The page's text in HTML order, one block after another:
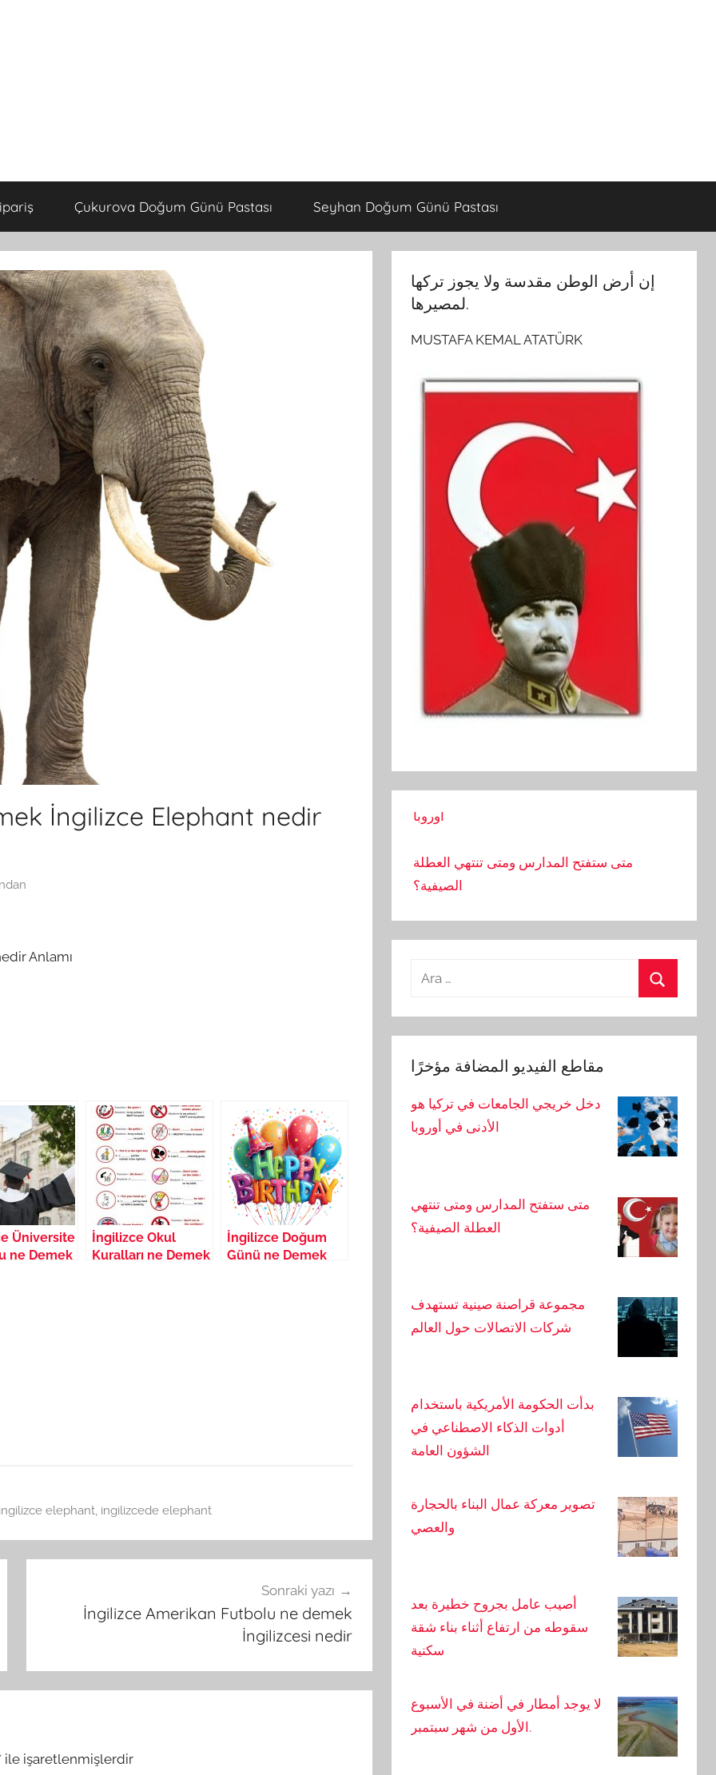
Çukurova Doğum Günü Pastası Seyhan Doğum Günü Pastası
İngilizce Elephant nedir
Anlamı
Üniversite
ne Demek
İngilizce Okul
Kuralları ne Demek
İngilizce Doğum
Günü ne Demek
ingilizce elephant, ingilizcede elephant
Sonraki yazı
İngilizce Amerikan Futbolu ne demek
İngilizcesi nedir
ile işaretlenmişlerdir
إن أرض الوطن مقدسة ولا يجوز تركها
لمصيرها.
MUSTAFA KEMAL ATATÜRK
دخل خريجي الجامعات في تركيا هو الأدنى في
الصيفية؟
الاتصالات حول العالم
بدأت الحكومة الأمريكية باستخدام أدوات الذكاء
أصيب عامل بجروح خطيرة بعد سقوطه من
ارتفاع أثناء بناء شقة سكنية
تم الإعلان عن أكثر الأحياء ازدحامًا في أضنة.
رحلات خطيرة تم تصويرها بالكاميرا في أضنة:
شخص ربط نفسه بحبل
في مكان العمل
Arama:
مقاطع الفيديو المضافة مؤخرًا
دخل خريجي الجامعات في تركيا هو
الأدنى في أوروبا
متى ستفتح المدارس ومتى تنتهي
العطلة الصيفية؟
مجموعة قراصنة صينية تستهدف
شركات الاتصالات حول العالم
بدأت الحكومة الأمريكية باستخدام
أدوات الذكاء الاصطناعي في
الشؤون العامة
تصوير معركة عمال البناء بالحجارة
والعصي
أصيب عامل بجروح خطيرة بعد
سقوطه من ارتفاع أثناء بناء شقة
سكنية
لا يوجد أمطار في أضنة في الأسبوع
الأول من شهر سبتمبر.